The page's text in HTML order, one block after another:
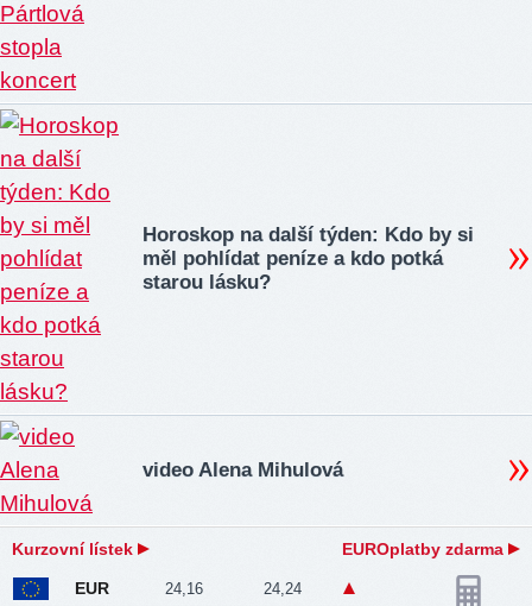
Horoskop na další týden: Kdo by si
měl pohlídat peníze a kdo potká
starou lásku?
video Alena Mihulová
Kurzovní lístek EUROplatby zdarma
EUR 24,16 24,24